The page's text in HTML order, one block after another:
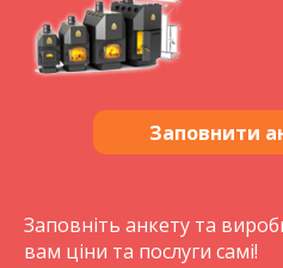
Заповнити
Заповніть анкету та
вам ціни та послуги самі!